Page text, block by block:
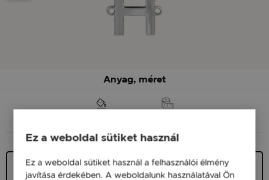
Anyag, méret
Ezüst 925
8 800 Ft
Ez a weboldal sütiket használ
Ez a weboldal sütiket használ a felhasználói élmény
javítása érdekében. A weboldalunk használatával Ön